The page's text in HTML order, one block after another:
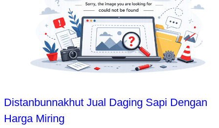
Distanbunnakhut Jual Daging Sapi Dengan
Harga Miring